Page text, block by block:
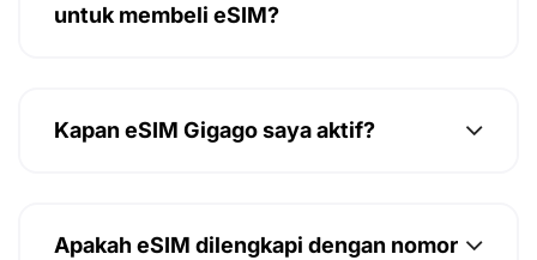
untuk membeli eSIM?
Kapan eSIM Gigago saya aktif?
Apakah eSIM dilengkapi dengan nomor